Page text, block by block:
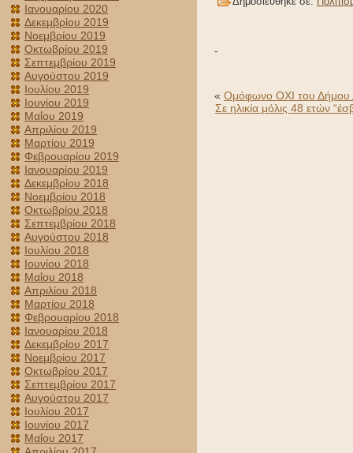
Ιανουαρίου 2020
Δεκεμβρίου 2019
Νοεμβρίου 2019
Οκτωβρίου 2019
Σεπτεμβρίου 2019
Αυγούστου 2019
Ιουλίου 2019
Ιουνίου 2019
Μαΐου 2019
Απριλίου 2019
Μαρτίου 2019
Φεβρουαρίου 2019
Ιανουαρίου 2019
Δεκεμβρίου 2018
Νοεμβρίου 2018
Οκτωβρίου 2018
Σεπτεμβρίου 2018
Αυγούστου 2018
Ιουλίου 2018
Ιουνίου 2018
Μαΐου 2018
Απριλίου 2018
Μαρτίου 2018
Φεβρουαρίου 2018
Ιανουαρίου 2018
Δεκεμβρίου 2017
Νοεμβρίου 2017
Οκτωβρίου 2017
Σεπτεμβρίου 2017
Αυγούστου 2017
Ιουλίου 2017
Ιουνίου 2017
Μαΐου 2017
-
« Ομόφωνο OXI του Δήμου
Σε ηλικία μόλις 48 ετών